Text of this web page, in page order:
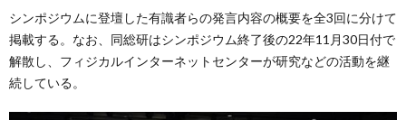
シンポジウムに登壇した有識者らの発言内容の概要を全3回に分けて
掲載する。なお、同総研はシンポジウム終了後の22年11月30日付で
解散し、フィジカルインターネットセンターが研究などの活動を継
続している。